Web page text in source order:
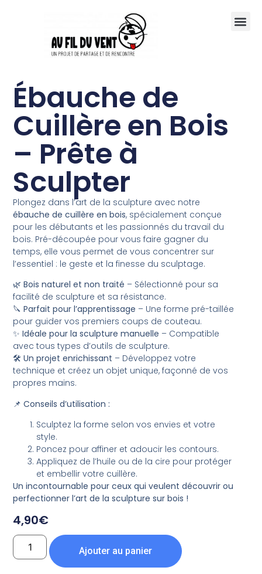
Ébauche de
Cuillère en Bois
– Prête à
Sculpter
Plongez dans l’art de la sculpture avec notre
ébauche de cuillère en bois, spécialement conçue
pour les débutants et les passionnés du travail du
bois. Pré-découpée pour vous faire gagner du
temps, elle vous permet de vous concentrer sur
l’essentiel : le geste et la finesse du sculptage.
🌿Bois naturel et non traité – Sélectionné pour sa
facilité de sculpture et sa résistance.
🔪Parfait pour l’apprentissage – Une forme pré-taillée
pour guider vos premiers coups de couteau.
✨Idéale pour la sculpture manuelle – Compatible
avec tous types d’outils de sculpture.
🛠Un projet enrichissant – Développez votre
technique et créez un objet unique, façonné de vos
propres mains.
📌Conseils d’utilisation :
Sculptez la forme selon vos envies et votre
style.
Poncez pour affiner et adoucir les contours.
Appliquez de l’huile ou de la cire pour protéger
et embellir votre cuillère.
Un incontournable pour ceux qui veulent découvrir ou
perfectionner l’art de la sculpture sur bois !
4,90€
Ajouter au panier